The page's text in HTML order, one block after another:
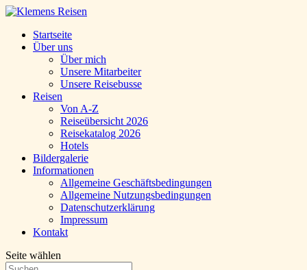
Startseite
Über uns
Über mich
Unsere Mitarbeiter
Unsere Reisebusse
Reisen
Von A-Z
Reiseübersicht 2026
Reisekatalog 2026
Hotels
Bildergalerie
Informationen
Allgemeine Geschäftsbedingungen
Allgemeine Nutzungsbedingungen
Datenschutzerklärung
Impressum
Kontakt
Seite wählen